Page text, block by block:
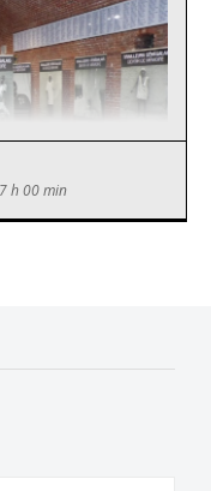
avec l’association
h 00 min